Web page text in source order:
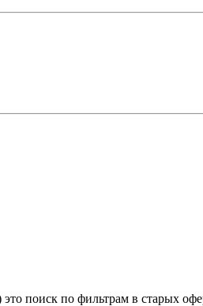
поиск по фильтрам в старых